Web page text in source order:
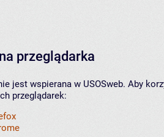
przeglądarka
jest wspierana w USOSweb. Aby
przeglądarek: